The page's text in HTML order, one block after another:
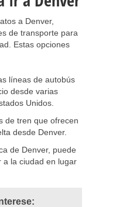
a Denver,
de transporte para
Estas opciones
líneas de autobús
desde varias
Unidos.
de tren que ofrecen
desde Denver.
de Denver, puede
a la ciudad en lugar